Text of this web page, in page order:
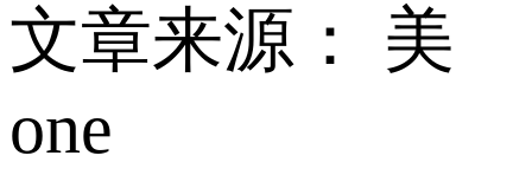
文章来源： 美
one